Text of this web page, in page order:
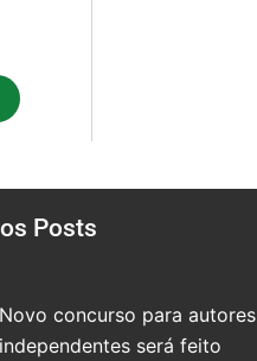
Posts
Novo concurso para autores
independentes será feito